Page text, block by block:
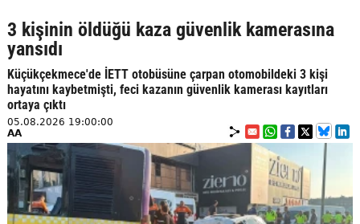
3 kişinin öldüğü kaza güvenlik kamerasına
yansıdı
Küçükçekmece'de İETT otobüsüne çarpan otomobildeki 3 kişi
hayatını kaybetmişti, feci kazanın güvenlik kamerası kayıtları
ortaya çıktı
05.08.2026 19:00:00
AA